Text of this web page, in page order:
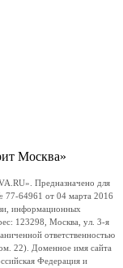
Москва»
Предназначено для
77-64961 от 04 марта 2016
информационных
123298, Москва, ул. 3-я
ответственностью
22). Доменное имя сайта
Федерация и